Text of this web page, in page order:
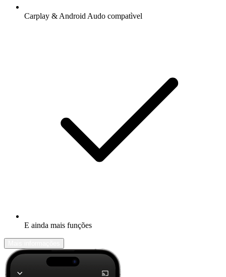
Carplay & Android Audo compatìvel
E ainda mais funções